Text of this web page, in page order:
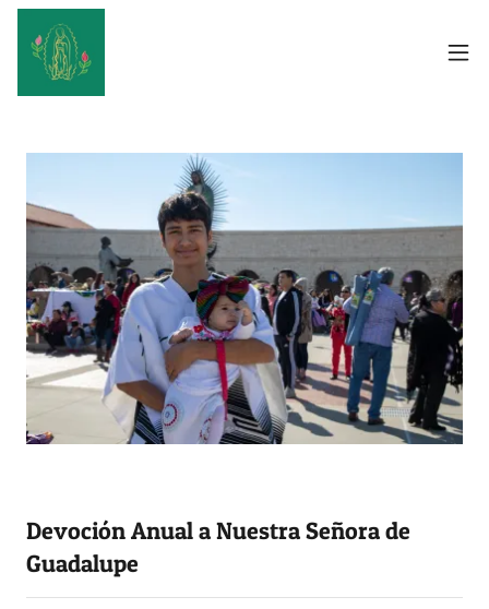
Devoción Anual a Nuestra Señora de
Guadalupe